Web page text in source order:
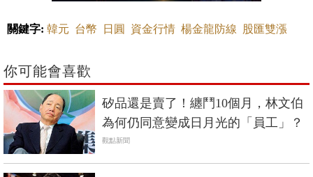
關鍵字: 韓元 台幣 日圓 資金行情 楊金龍防線 股匯雙漲
你可能會喜歡
矽品還是賣了！纏鬥10個月，林文伯
為何仍同意變成日月光的「員工」？
觀點新聞